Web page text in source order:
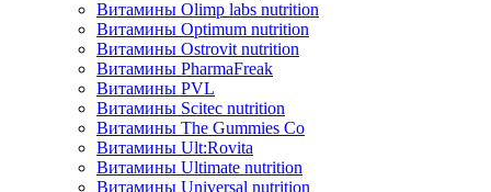
Витамины Olimp labs nutrition
Витамины Optimum nutrition
Витамины Ostrovit nutrition
Витамины PharmaFreak
Витамины PVL
Витамины Scitec nutrition
Витамины The Gummies Co
Витамины Ult:Rovita
Витамины Ultimate nutrition
Витамины Universal nutrition